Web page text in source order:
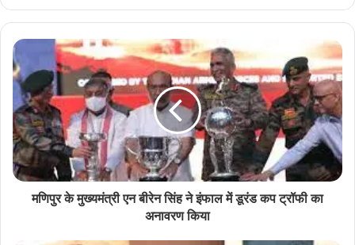
मणिपुर के मुख्यमंत्री एन बीरेन सिंह ने इंफाल में डूरंड कप ट्रॉफी का
अनावरण किया